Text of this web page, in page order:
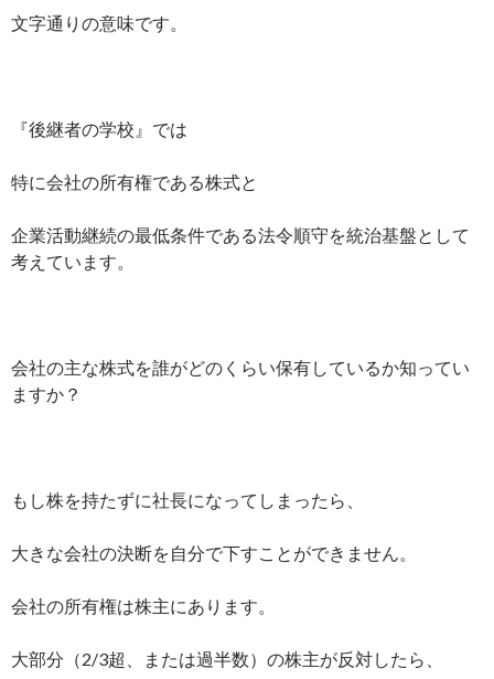
文字通りの意味です。
『後継者の学校』では
特に会社の所有権である株式と
企業活動継続の最低条件である法令順守を統治基盤として
考えています。
会社の主な株式を誰がどのくらい保有しているか知ってい
ますか？
もし株を持たずに社長になってしまったら、
大きな会社の決断を自分で下すことができません。
会社の所有権は株主にあります。
大部分（2/3超、または過半数）の株主が反対したら、